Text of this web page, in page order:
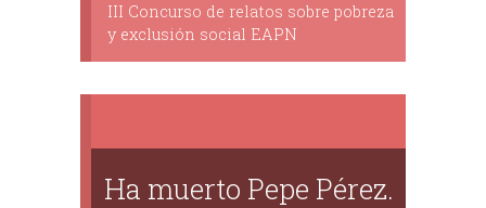
III Concurso de relatos sobre pobreza
y exclusión social EAPN
Ha muerto Pepe Pérez.